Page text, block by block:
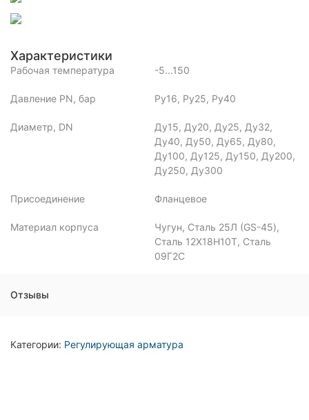
Характеристики
Рабочая температура -5...150
Давление PN, бар Ру16, Ру25, Ру40
Диаметр, DN
Ду15, Ду20, Ду25, Ду32,
Ду40, Ду50, Ду65, Ду80,
Ду100, Ду125, Ду150, Ду200,
Ду250, Ду300
Присоединение Фланцевое
Материал корпуса
Чугун, Сталь 25Л (GS-45),
Сталь 12Х18Н10Т, Сталь
09Г2С
Отзывы
Категории: Регулирующая арматура